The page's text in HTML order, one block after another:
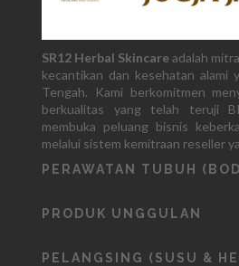
SR12 Herbal Skincareadalah
kecantikan dan kesehatan alami
Tengah. Kami berkomitmen
berkualitas yang telah teruji
membuka peluang bisnis
melalui sistem kemitraan reseller
PERAWATAN TUBUH
PRODUK UNGGULAN
PELANGSING (SUSU &